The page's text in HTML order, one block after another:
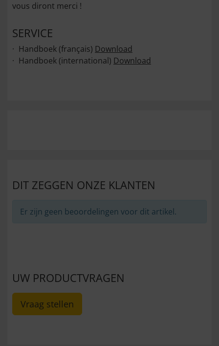
vous diront merci !
SERVICE
Handboek (français) Download
Handboek (international) Download
DIT ZEGGEN ONZE KLANTEN
Er zijn geen beoordelingen voor dit artikel.
UW PRODUCTVRAGEN
Vraag stellen